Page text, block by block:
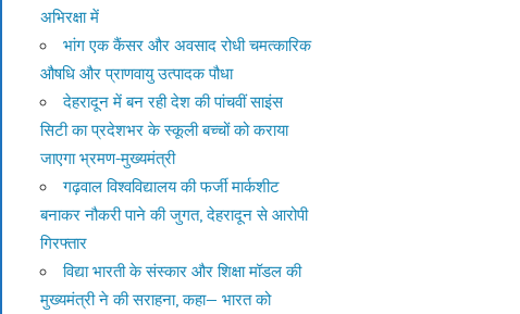
अभिरक्षा में
भांग एक कैंसर और अवसाद रोधी चमत्कारिक
औषधि और प्राणवायु उत्पादक पौधा
देहरादून में बन रही देश की पांचवीं साइंस
सिटी का प्रदेशभर के स्कूली बच्चों को कराया
जाएगा भ्रमण-मुख्यमंत्री
गढ़वाल विश्वविद्यालय की फर्जी मार्कशीट
बनाकर नौकरी पाने की जुगत, देहरादून से आरोपी
गिरफ्तार
विद्या भारती के संस्कार और शिक्षा मॉडल की
मुख्यमंत्री ने की सराहना, कहा— भारत को